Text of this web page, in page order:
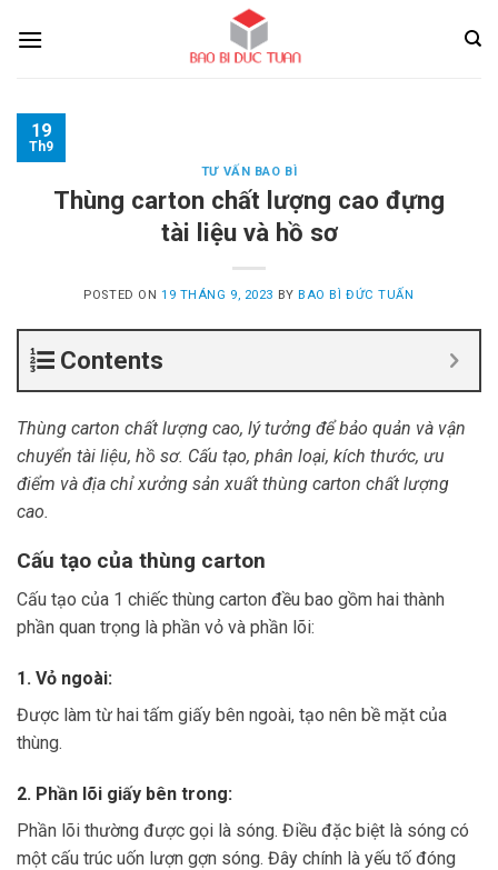
19
Th9
TƯ VẤN BAO BÌ
Thùng carton chất lượng cao đựng
tài liệu và hồ sơ
POSTED ON 19 THÁNG 9, 2023 BYBAO BÌ ĐỨC TUẤN
Contents
Thùng carton chất lượng cao, lý tưởng để bảo quản và vận
chuyển tài liệu, hồ sơ. Cấu tạo, phân loại, kích thước, ưu
điểm và địa chỉ xưởng sản xuất thùng carton chất lượng
cao.
Cấu tạo của thùng carton
Cấu tạo của 1 chiếc thùng carton đều bao gồm hai thành
phần quan trọng là phần vỏ và phần lõi:
1. Vỏ ngoài:
Được làm từ hai tấm giấy bên ngoài, tạo nên bề mặt của
thùng.
2. Phần lõi giấy bên trong:
Phần lõi thường được gọi là sóng. Điều đặc biệt là sóng có
một cấu trúc uốn lượn gợn sóng. Đây chính là yếu tố đóng